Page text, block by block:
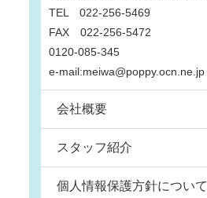
TEL 022-256-5469
FAX 022-256-5472
0120-085-345
e-mail:meiwa@poppy.ocn.ne.jp
会社概要
スタッフ紹介
個人情報保護方針について